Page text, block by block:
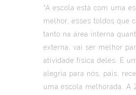
“A escola está com uma
melhor, esses toldos que
tanto na área interna
externa, vai ser melhor
atividade física deles. É
alegria para nós, pais,
uma escola melhorada. A